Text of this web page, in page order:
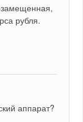
рубля.
аппарат?